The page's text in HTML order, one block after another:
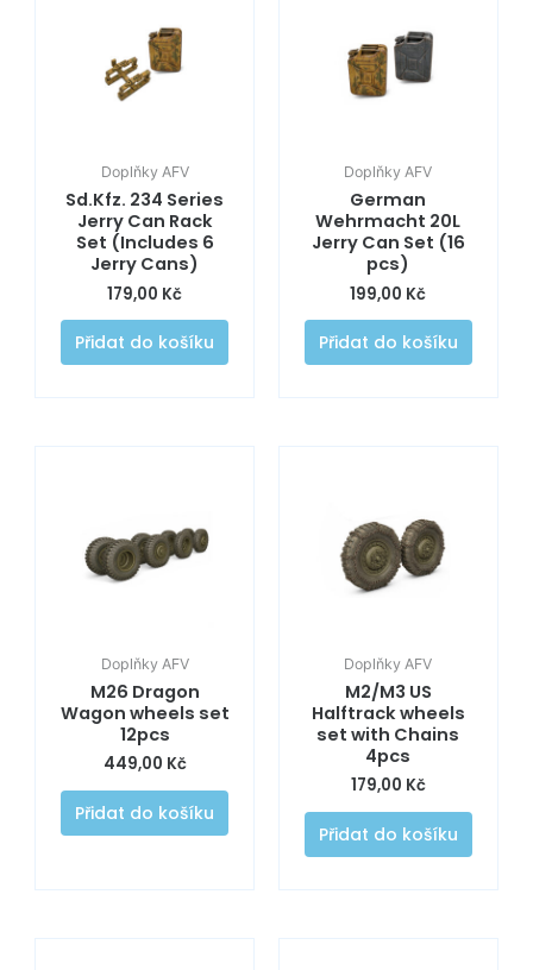
Doplňky AFV
Sd.Kfz. 234 Series
Jerry Can Rack
Set (Includes 6
Jerry Cans)
179,00 Kč
Přidat do košíku
Doplňky AFV
German
Wehrmacht 20L
Jerry Can Set (16
pcs)
199,00 Kč
Přidat do košíku
Doplňky AFV
M26 Dragon
Wagon wheels set
12pcs
449,00 Kč
Přidat do košíku
Doplňky AFV
M2/M3 US
Halftrack wheels
set with Chains
4pcs
179,00 Kč
Přidat do košíku